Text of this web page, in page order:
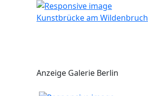
Kunstbrücke am Wildenbruch
Anzeige Galerie Berlin